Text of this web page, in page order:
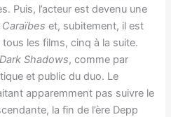
Puis, l’acteur est devenu une
et, subitement, il est
les films, cinq à la suite.
Dark Shadows, comme par
et public du duo. Le
apparemment pas suivre le
la fin de l’ère Depp